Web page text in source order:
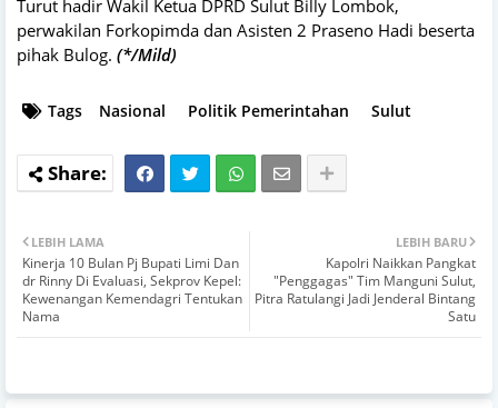
Turut hadir Wakil Ketua DPRD Sulut Billy Lombok,
perwakilan Forkopimda dan Asisten 2 Praseno Hadi beserta
pihak Bulog. (*/Mild)
Tags Nasional Politik Pemerintahan Sulut
LEBIH BARU
Kapolri Naikkan Pangkat
"Penggagas" Tim Manguni Sulut,
Pitra Ratulangi Jadi Jenderal Bintang
Satu
LEBIH LAMA
Kinerja 10 Bulan Pj Bupati Limi Dan
dr Rinny Di Evaluasi, Sekprov Kepel:
Kewenangan Kemendagri Tentukan
Nama